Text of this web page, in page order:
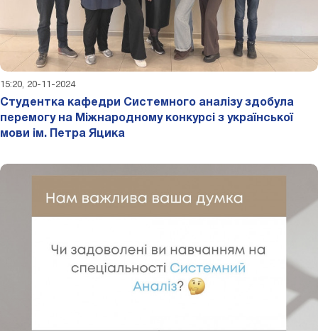
15:20, 20-11-2024
Студентка кафедри Системного аналізу здобула
перемогу на Міжнародному конкурсі з української
мови ім. Петра Яцика